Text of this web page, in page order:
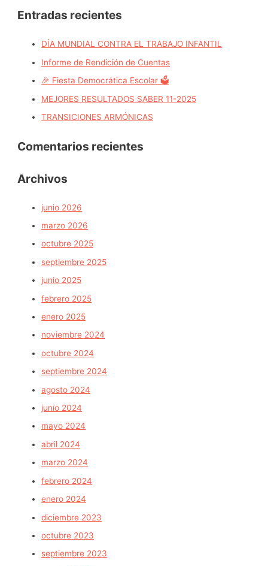
c
Entradas recientes
DÍA MUNDIAL CONTRA EL TRABAJO INFANTIL
Informe de Rendición de Cuentas
🎉 Fiesta Democrática Escolar 🗳️
MEJORES RESULTADOS SABER 11-2025
TRANSICIONES ARMÓNICAS
Comentarios recientes
Archivos
junio 2026
marzo 2026
octubre 2025
septiembre 2025
junio 2025
febrero 2025
enero 2025
noviembre 2024
octubre 2024
septiembre 2024
agosto 2024
junio 2024
mayo 2024
abril 2024
marzo 2024
febrero 2024
enero 2024
diciembre 2023
octubre 2023
septiembre 2023